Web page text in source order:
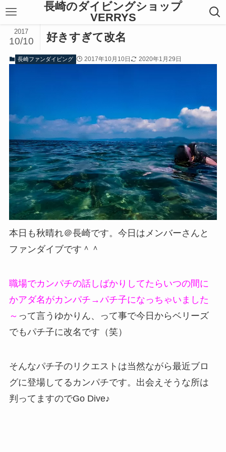
長崎のダイビングショップ
VERRYS
好きすぎて改名
2017
10/10
長崎ファンダイビング 2017年10月10日 2020年1月29日
本日も秋晴れ＠長崎です。今日はメンバーさんと
ファンダイブです＾＾
職場でカンパチの話しばかりしてたらいつの間に
かアダ名がカンパチ→パチ子になっちゃいました
～ って言うゆかりん、って事で今日からベリーズ
でもパチ子に改名です（笑）
そんなパチ子のリクエストは当然ながら最近ブロ
グに登場してるカンパチです。出会えそうな所は
判ってますのでGo Dive♪